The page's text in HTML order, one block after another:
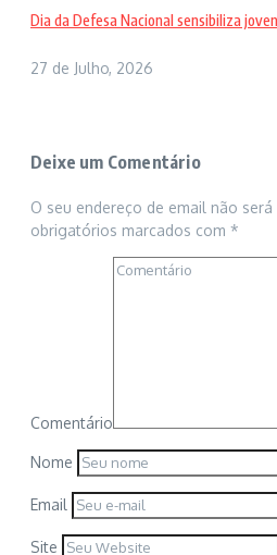
Dia da Defesa Nacional sensibiliza
27 de Julho, 2026
Deixe um Comentário
O seu endereço de email não
obrigatórios marcados com *
Comentário
Nome
Email
Site